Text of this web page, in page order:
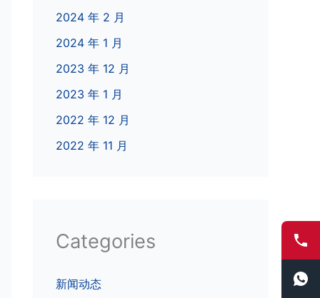
2024 年 2 月
2024 年 1 月
2023 年 12 月
2023 年 1 月
2022 年 12 月
2022 年 11 月
Categories
新闻动态